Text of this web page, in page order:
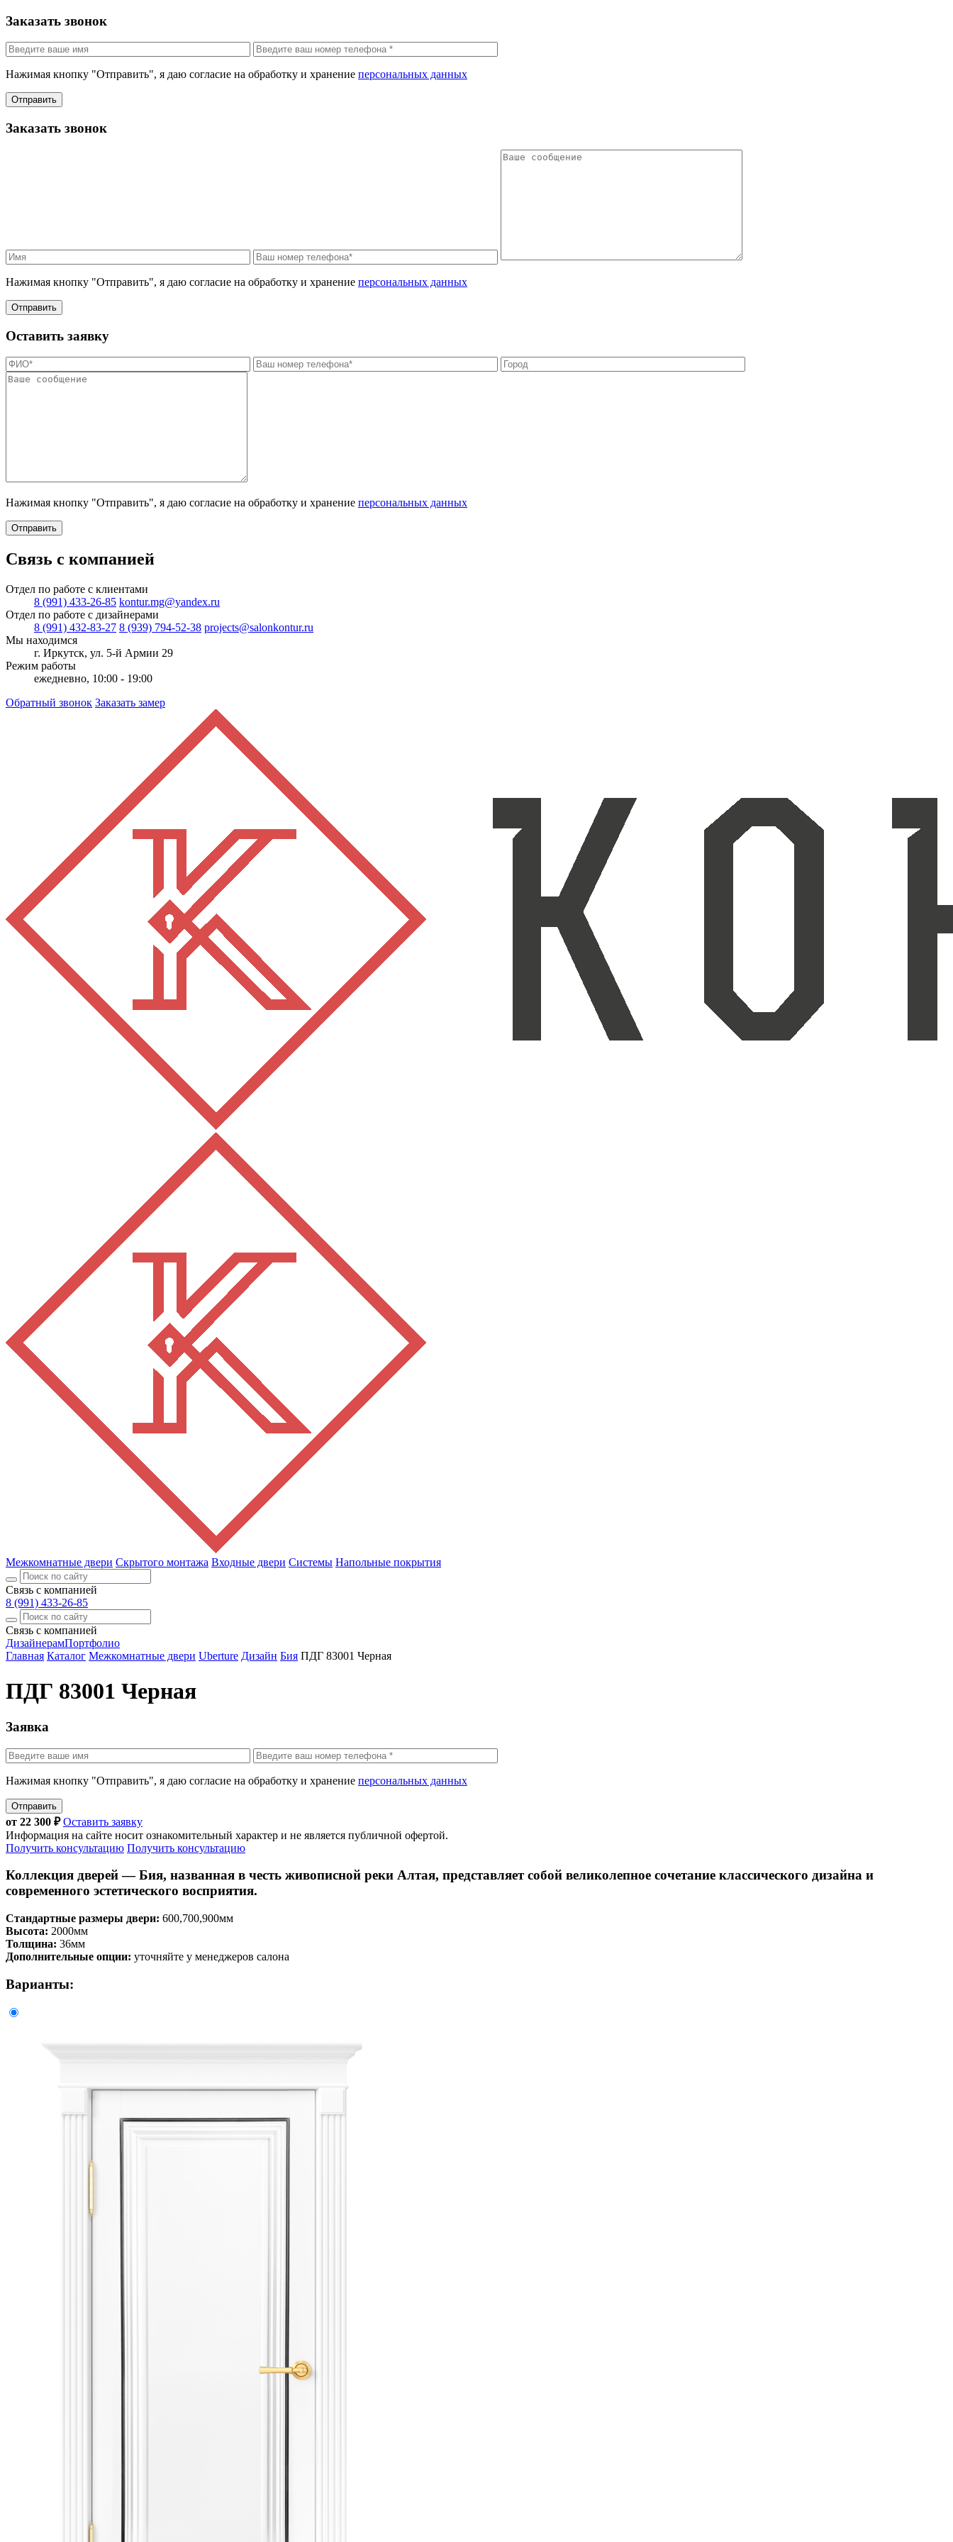
Заказать звонок
Нажимая кнопку "Отправить", я даю согласие на обработку и хранение персональных данных
Отправить
Заказать звонок
Нажимая кнопку "Отправить", я даю согласие на обработку и хранение персональных данных
Отправить
Оставить заявку
Нажимая кнопку "Отправить", я даю согласие на обработку и хранение персональных данных
Отправить
Связь с компанией
Отдел по работе с клиентами
8 (991) 433-26-85 kontur.mg@yandex.ru
Отдел по работе с дизайнерами
8 (991) 432-83-27 8 (939) 794-52-38 projects@salonkontur.ru
Мы находимся
г. Иркутск, ул. 5-й Армии 29
Режим работы
ежедневно, 10:00 - 19:00
Обратный звонок Заказать замер
Межкомнатные двери Скрытого монтажа Входные двери Системы Напольные покрытия
Связь с компанией
8 (991) 433-26-85
Связь с компанией
ДизайнерамПортфолио
Главная Каталог Межкомнатные двери Uberture Дизайн Бия ПДГ 83001 Черная
ПДГ 83001 Черная
Заявка
Нажимая кнопку "Отправить", я даю согласие на обработку и хранение персональных данных
Отправить
от 22 300 ₽Оставить заявку
Информация на сайте носит ознакомительный характер и не является публичной офертой.
Получить консультацию Получить консультацию
Коллекция дверей — Бия, названная в честь живописной реки Алтая, представляет собой великолепное сочетание классического дизайна и
современного эстетического восприятия.
Стандартные размеры двери: 600,700,900мм
Высота: 2000мм
Толщина: 36мм
Дополнительные опции: уточняйте у менеджеров салона
Варианты: